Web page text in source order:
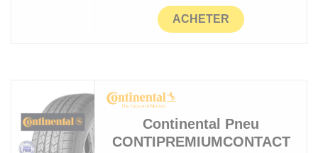
ACHETER
Continental Pneu
CONTIPREMIUMCONTACT